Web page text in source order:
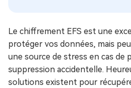
Le chiffrement EFS est une
protéger vos données, mais
une source de stress en cas de
suppression accidentelle.
solutions existent pour